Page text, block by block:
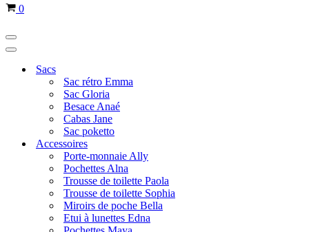
Panier
0
Menu
de
Menu
navigation
Sacs
Sac rétro Emma
Sac Gloria
Besace Anaé
Cabas Jane
Sac poketto
Accessoires
Porte-monnaie Ally
Pochettes Alna
Trousse de toilette Paola
Trousse de toilette Sophia
Miroirs de poche Bella
Etui à lunettes Edna